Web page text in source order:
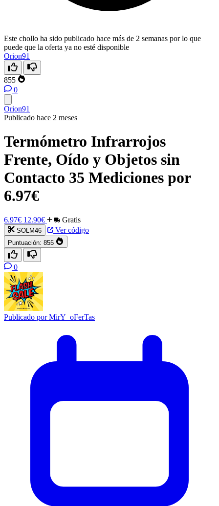
Este chollo ha sido publicado hace más de 2 semanas por lo que
puede que la oferta ya no esté disponible
Orion91
855
0
Orion91
Publicado hace 2 meses
Termómetro Infrarrojos
Frente, Oído y Objetos sin
Contacto 35 Mediciones por
6.97€
6.97€ 12.90€ Gratis
SOLM46 Ver código
Puntuación: 855
0
Publicado porMirY_oFerTas